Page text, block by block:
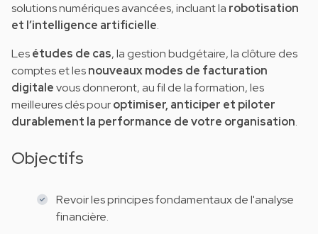
solutions numériques avancées, incluant la robotisation
et l’intelligence artificielle.
Lesétudes de cas, la gestion budgétaire, la clôture des
comptes et lesnouveaux modes de facturation
digitalevous donneront, au fil de la formation, les
meilleures clés pouroptimiser, anticiper et piloter
durablement la performance de votre organisation.
Objectifs
Revoir les principes fondamentaux de l'analyse
financière.